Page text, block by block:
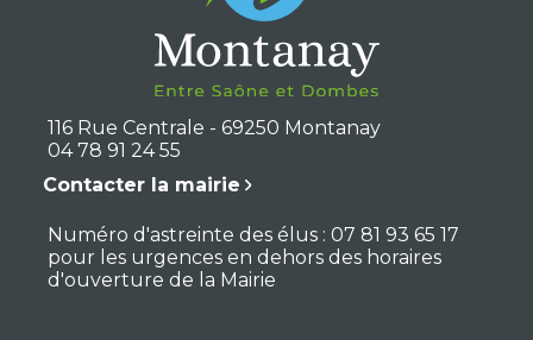
116 Rue Centrale - 69250 Montanay
04 78 91 24 55
Contacter la mairie
Numéro d'astreinte des élus : 07 81 93 65 17
pour les urgences en dehors des horaires
d'ouverture de la Mairie